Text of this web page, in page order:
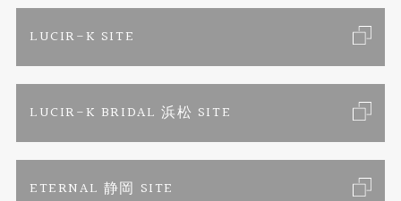
ブランドリスト
オーダーメイド専用サイト
SORA
金属アレルギーお悩み相談
プロポーズ相談室
お客様の声
プライバシーポリシー
LUCIR-K SITE
LUCIR-K BRIDAL 浜松 SITE
ETERNAL 静岡 SITE